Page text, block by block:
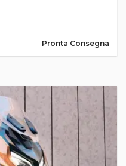
Pronta Consegna